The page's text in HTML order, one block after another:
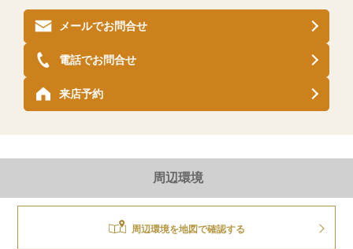
メールでお問合せ
来店予約
電話でお問合せ
周辺環境
周辺環境を地図で確認する